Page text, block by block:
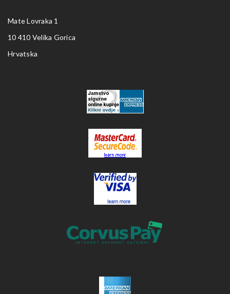
Mate Lovraka 1
10 410 Velika Gorica
Hrvatska